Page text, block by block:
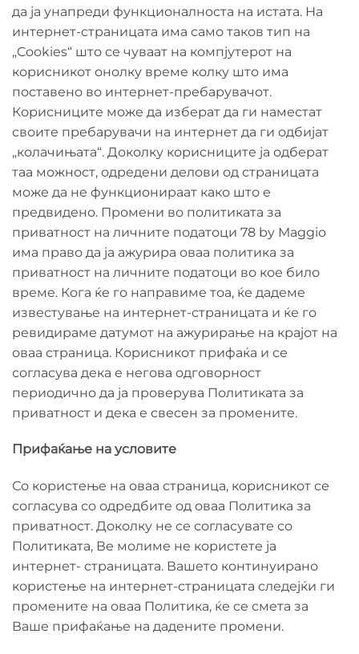
да ја унапреди функционалноста на истата. На
интернет-страницата има само таков тип на
„Cookies“ што се чуваат на компјутерот на
корисникот онолку време колку што има
поставено во интернет-пребарувачот.
Корисниците може да изберат да ги наместат
своите пребарувачи на интернет да ги одбијат
„колачињата“. Доколку корисниците ја одберат
таа можност, одредени делови од страницата
може да не функционираат како што е
предвидено. Промени во политиката за
приватност на личните податоци 78 by Maggio
има право да ја ажурира оваа политика за
приватност на личните податоци во кое било
време. Кога ќе го направиме тоа, ќе дадеме
известување на интернет-страницата и ќе го
ревидираме датумот на ажурирање на крајот на
оваа страница. Корисникот прифаќа и се
согласува дека е негова одговорност
периодично да ја проверува Политиката за
приватност и дека е свесен за промените.
Прифаќање на условите
Со користење на оваа страница, корисникот се
согласува со одредбите од оваа Политика за
приватност. Доколку не се согласувате со
Политиката, Ве молиме не користете ја
интернет- страницата. Вашето континуирано
користење на интернет-страницата следејќи ги
промените на оваа Политика, ќе се смета за
Ваше прифаќање на дадените промени.